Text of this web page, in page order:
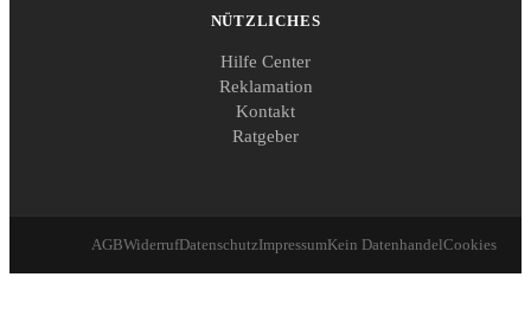
NÜTZLICHES
Hilfe Center
Reklamation
Kontakt
Ratgeber
AGBWiderrufDatenschutzImpressumKein DatenhandelCookies